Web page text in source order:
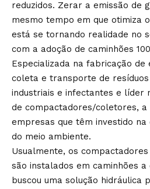
reduzidos. Zerar a emissão de
mesmo tempo em que otimiza
está se tornando realidade no
com a adoção de caminhões
Especializada na fabricação de
coleta e transporte de
industriais e infectantes e líder
de compactadores/coletores, a
empresas que têm investido
do meio ambiente.
Usualmente, os
são instalados em caminhões a
buscou uma solução hidráulica